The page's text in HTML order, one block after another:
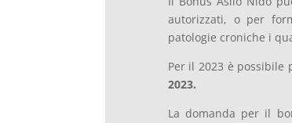
autorizzati, o per
patologie croniche i
Per il 2023 è possibile
2023.
La domanda per il